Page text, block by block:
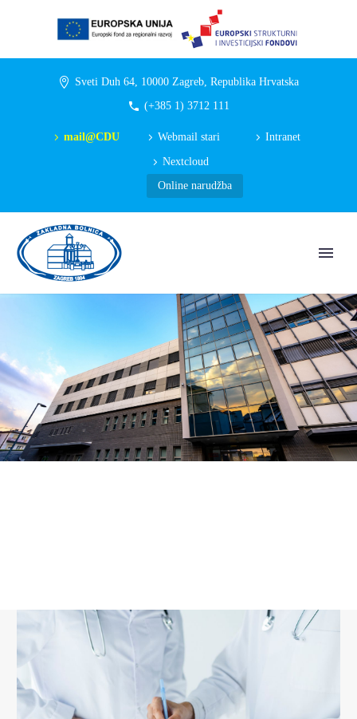
Sveti Duh 64, 10000 Zagreb, Republika Hrvatska
(+385 1) 3712 111
mail@CDU Webmail stari Intranet
Nextcloud
Online narudžba